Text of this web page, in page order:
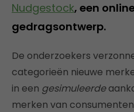
Nudgestock, een
gedragsontwerp.
De onderzoekers
categorieën nieuwe
in een gesimuleerde
merken van